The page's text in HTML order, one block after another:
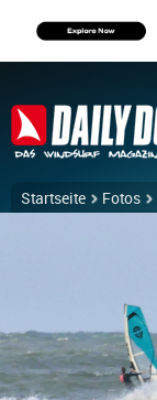
Startseite Fotos